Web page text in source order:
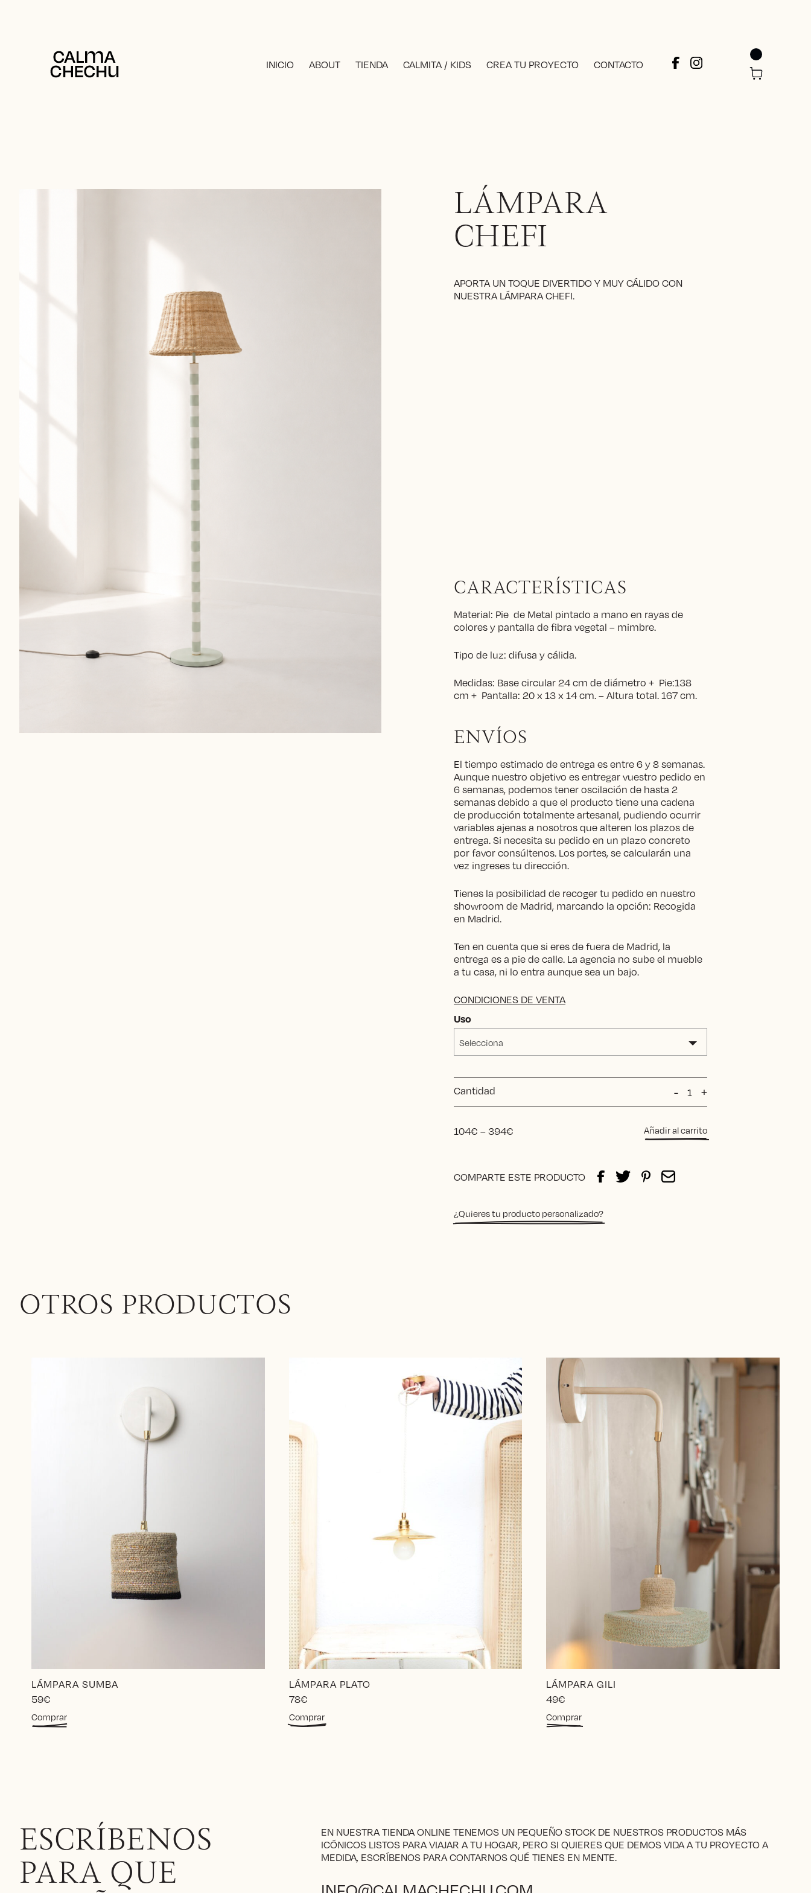
INICIO ABOUT TIENDA CALMITA / KIDS CREA TU PROYECTO CONTACTO
LÁMPARA
CHEFI
APORTA UN TOQUE DIVERTIDO Y MUY CÁLIDO CON
NUESTRA LÁMPARA CHEFI.
CARACTERÍSTICAS
Material: Pie de Metal pintado a mano en rayas de
colores y pantalla de fibra vegetal – mimbre.
Tipo de luz: difusa y cálida.
Medidas: Base circular 24 cm de diámetro + Pie:138
cm + Pantalla: 20 x 13 x 14 cm. – Altura total. 167 cm.
ENVÍOS
El tiempo estimado de entrega es entre 6 y 8 semanas.
Aunque nuestro objetivo es entregar vuestro pedido en
6 semanas, podemos tener oscilación de hasta 2
semanas debido a que el producto tiene una cadena
de producción totalmente artesanal, pudiendo ocurrir
variables ajenas a nosotros que alteren los plazos de
entrega. Si necesita su pedido en un plazo concreto
por favor consúltenos. Los portes, se calcularán una
vez ingreses tu dirección.
Tienes la posibilidad de recoger tu pedido en nuestro
showroom de Madrid, marcando la opción: Recogida
en Madrid.
Ten en cuenta que si eres de fuera de Madrid, la
entrega es a pie de calle. La agencia no sube el mueble
a tu casa, ni lo entra aunque sea un bajo.
CONDICIONES DE VENTA
Uso
Selecciona
Cantidad -
Lámpara
Chefi
+
104€ –394€
394€
Añadir al carrito
COMPARTE ESTE PRODUCTO
¿Quieres tu producto personalizado?
OTROS PRODUCTOS
LÁMPARA SUMBA
59€
Comprar
LÁMPARA PLATO
78€
Comprar
LÁMPARA GILI
49€
Comprar
ESCRÍBENOS
PARA QUE
EN NUESTRA TIENDA ONLINE TENEMOS UN PEQUEÑO STOCK DE NUESTROS PRODUCTOS MÁS
ICÓNICOS LISTOS PARA VIAJAR A TU HOGAR, PERO SI QUIERES QUE DEMOS VIDA A TU PROYECTO A
MEDIDA, ESCRÍBENOS PARA CONTARNOS QUÉ TIENES EN MENTE.